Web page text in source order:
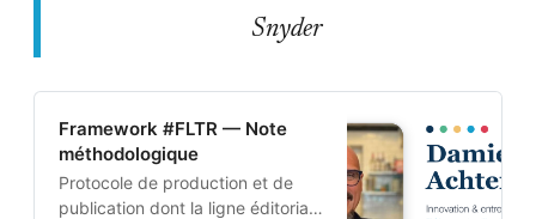
Snyder
Framework #FLTR — Note
méthodologique
Protocole de production et de
publication dont la ligne éditoriale